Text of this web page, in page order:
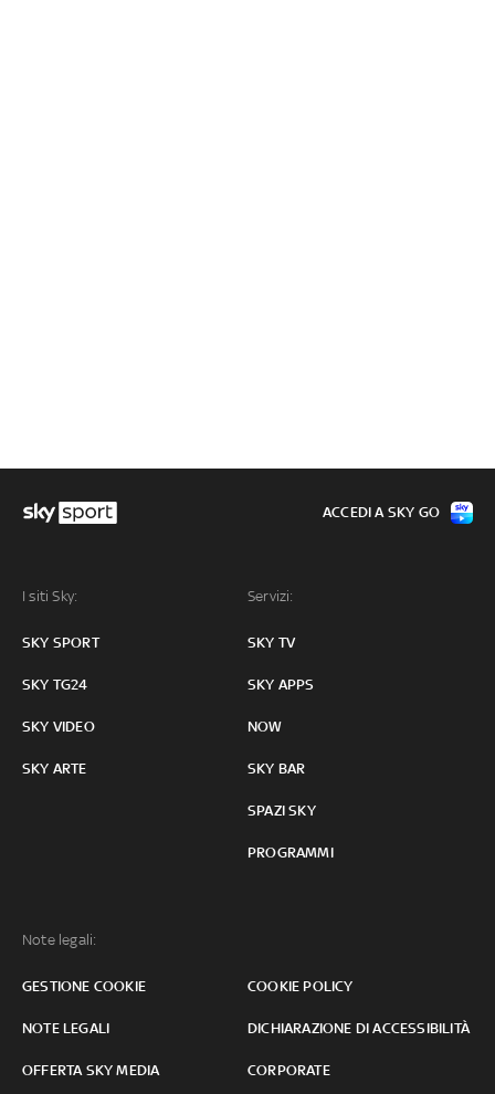
I siti Sky:
SKY SPORT
SKY TG24
SKY VIDEO
SKY ARTE
Servizi:
SKY TV
SKY APPS
NOW
SKY BAR
SPAZI SKY
PROGRAMMI
Note legali:
GESTIONE COOKIE COOKIE POLICY
NOTE LEGALI DICHIARAZIONE DI ACCESSIBILITÀ
OFFERTA SKY MEDIA CORPORATE
ACCEDI A SKY GO